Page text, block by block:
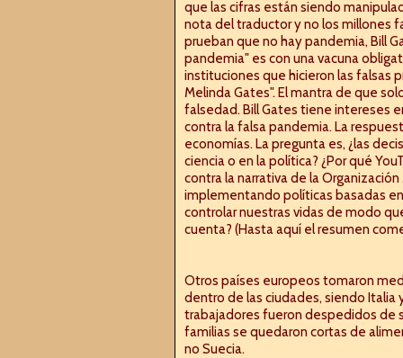
que las cifras están siendo
nota del traductor y no los millones
prueban que no hay pandemia, Bill
pandemia" es con una vacuna
instituciones que hicieron las falsas
Melinda Gates". El mantra de que
falsedad. Bill Gates tiene intereses
contra la falsa pandemia. La
economías. La pregunta es, ¿las
ciencia o en la política? ¿Por qué
contra la narrativa de la
implementando políticas basadas
controlar nuestras vidas de modo
cuenta? (Hasta aquí el resumen
Otros países europeos tomaron
dentro de las ciudades, siendo Italia
trabajadores fueron despedidos de
familias se quedaron cortas de
no Suecia.